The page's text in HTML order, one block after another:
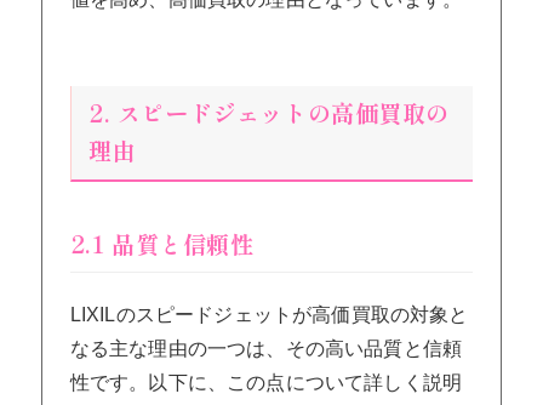
2. スピードジェットの高価買取の
理由
2.1 品質と信頼性
LIXILのスピードジェットが高価買取の対象と
なる主な理由の一つは、その高い品質と信頼
性です。以下に、この点について詳しく説明